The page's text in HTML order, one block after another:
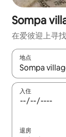
Sompa
在爱彼迎上寻
地点
如有搜索结果
入住
退房